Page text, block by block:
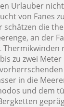
Urlauber
von Fanes
schätzen die
an der
zu zwei
in die
und dem